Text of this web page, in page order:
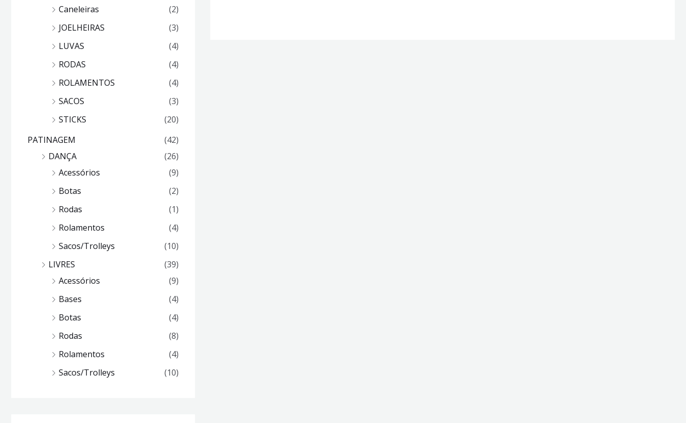
Caneleiras
(2)
JOELHEIRAS
(3)
LUVAS
(4)
RODAS
(4)
ROLAMENTOS
(4)
SACOS
(3)
STICKS
(20)
PATINAGEM
(42)
DANÇA
(26)
Acessórios
(9)
Botas
(2)
Rodas
(1)
Rolamentos
(4)
Sacos/Trolleys
(10)
LIVRES
(39)
Acessórios
(9)
Bases
(4)
Botas
(4)
Rodas
(8)
Rolamentos
(4)
Sacos/Trolleys
(10)